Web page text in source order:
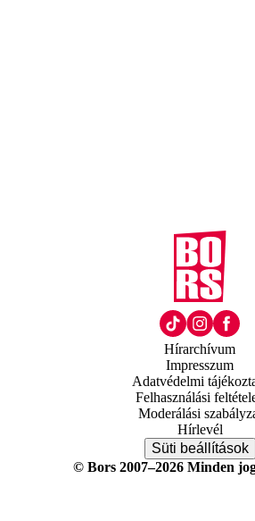
Hírarchívum
Impresszum
Adatvédelmi
Felhasználási
Moderálási
Hírlevél
Süti beállítások
© Bors 2007–2026 Minden